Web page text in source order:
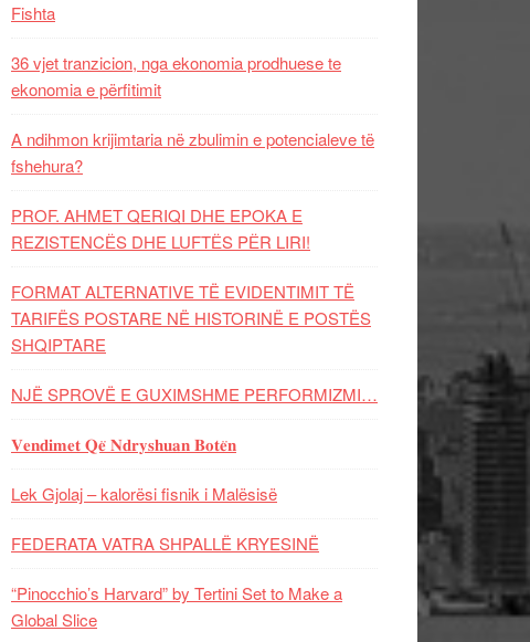
Fishta
36 vjet tranzicion, nga ekonomia prodhuese te
ekonomia e përfitimit
A ndihmon krijimtaria në zbulimin e potencialeve të
fshehura?
PROF. AHMET QERIQI DHE EPOKA E
REZISTENCЁS DHE LUFTЁS PЁR LIRI!
FORMAT ALTERNATIVE TË EVIDENTIMIT TË
TARIFËS POSTARE NË HISTORINË E POSTËS
SHQIPTARE
NJË SPROVË E GUXIMSHME PERFORMIZMI…
𝐕𝐞𝐧𝐝𝐢𝐦𝐞𝐭 𝐐𝐞̈ 𝐍𝐝𝐫𝐲𝐬𝐡𝐮𝐚𝐧 𝐁𝐨𝐭𝐞̈𝐧
Lek Gjolaj – kalorësi fisnik i Malësisë
FEDERATA VATRA SHPALLË KRYESINË
“Pinocchio’s Harvard” by Tertini Set to Make a
Global Slice